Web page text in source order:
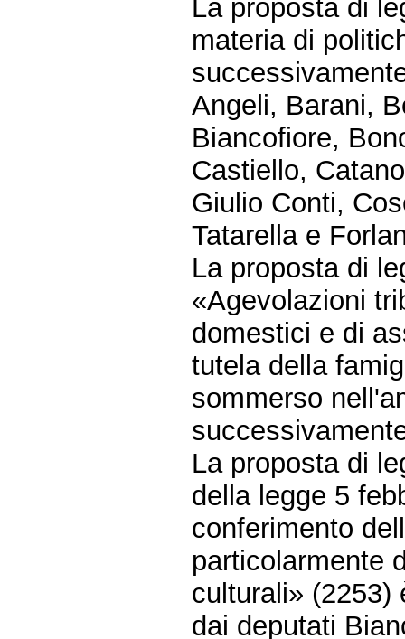
La proposta di
materia di
Angeli, Barani,
Biancofiore,
Castiello,
Giulio Conti,
Tatarella e
La proposta di
«Agevolazioni
domestici e di
tutela della
sommerso
La proposta di
della legge 5
conferimento
particolarmente
culturali»
dai deputati